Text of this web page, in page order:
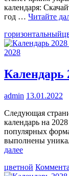
календаря:
год … Читайте
горизонтальный
2028
Календарь
admin 13.01.2022
Следующая
календарь на
популярных
выполнены
далее
цветной